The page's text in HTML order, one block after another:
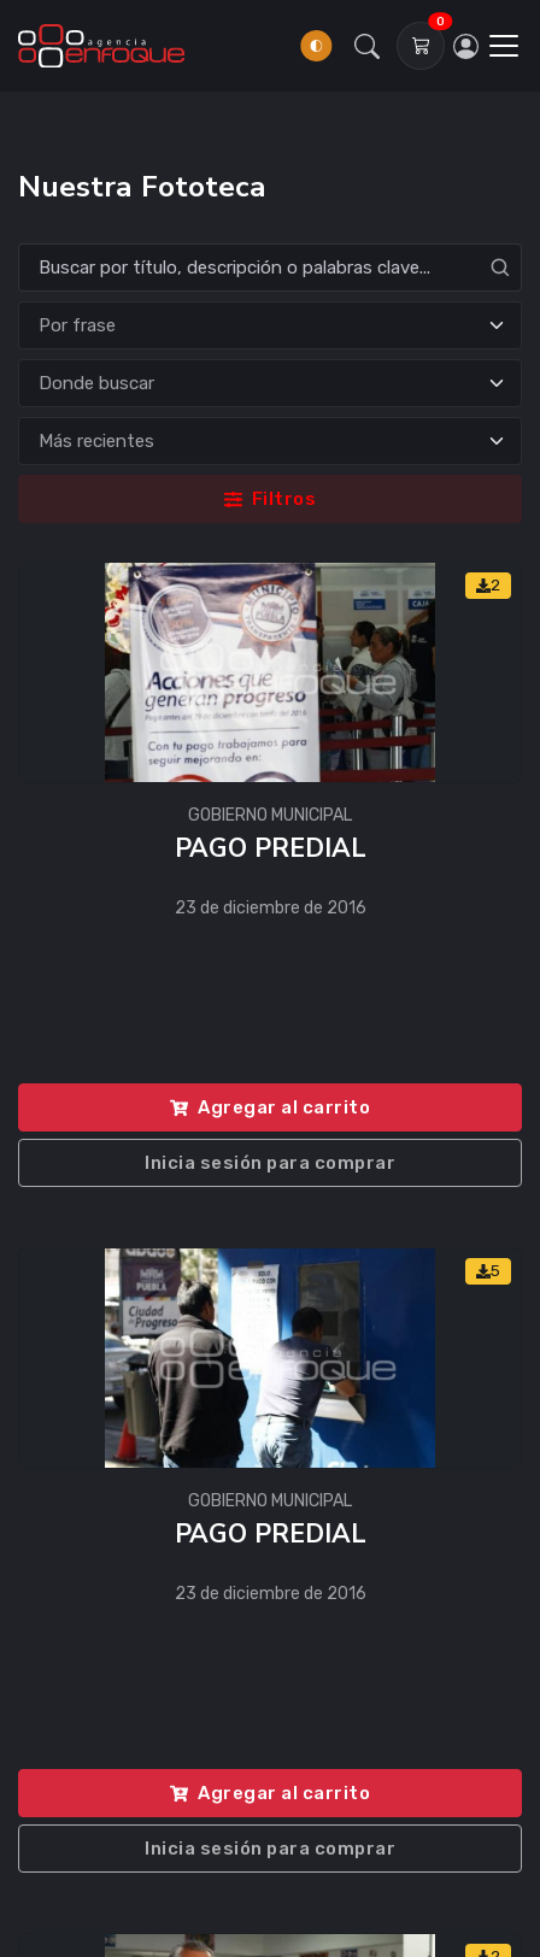
0
Nuestra Fototeca
Donde buscar
Filtros
2
GOBIERNO MUNICIPAL
PAGO PREDIAL
23 de diciembre de 2016
Agregar al carrito
Inicia sesión para comprar
5
GOBIERNO MUNICIPAL
PAGO PREDIAL
23 de diciembre de 2016
Agregar al carrito
Inicia sesión para comprar